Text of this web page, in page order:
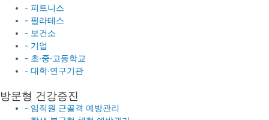
- 피트니스
- 필라테스
- 보건소
- 기업
- 초·중·고등학교
- 대학·연구기관
방문형 건강증진
- 임직원 근골격 예방관리